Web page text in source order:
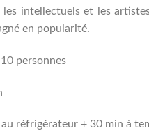
intellectuels et les
en popularité.
personnes
réfrigérateur + 30 min à